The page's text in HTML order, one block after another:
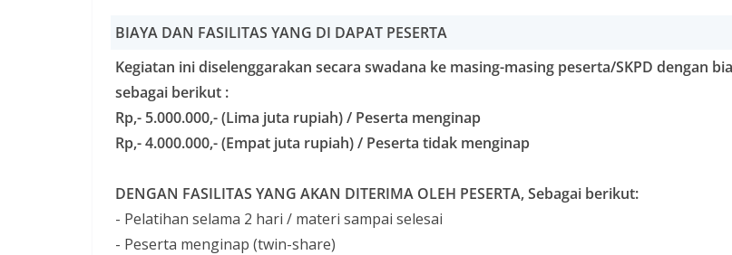
BIAYA DAN FASILITAS YANG DI DAPAT PESERTA
Kegiatan ini diselenggarakan secara swadana ke masing-masing peserta/SKPD dengan
sebagai berikut :
Rp,- 5.000.000,- (Lima juta rupiah) / Peserta menginap
Rp,- 4.000.000,- (Empat juta rupiah) / Peserta tidak menginap
DENGAN FASILITAS YANG AKAN DITERIMA OLEH PESERTA, Sebagai berikut:
- Pelatihan selama 2 hari / materi sampai selesai
- Peserta menginap (twin-share)